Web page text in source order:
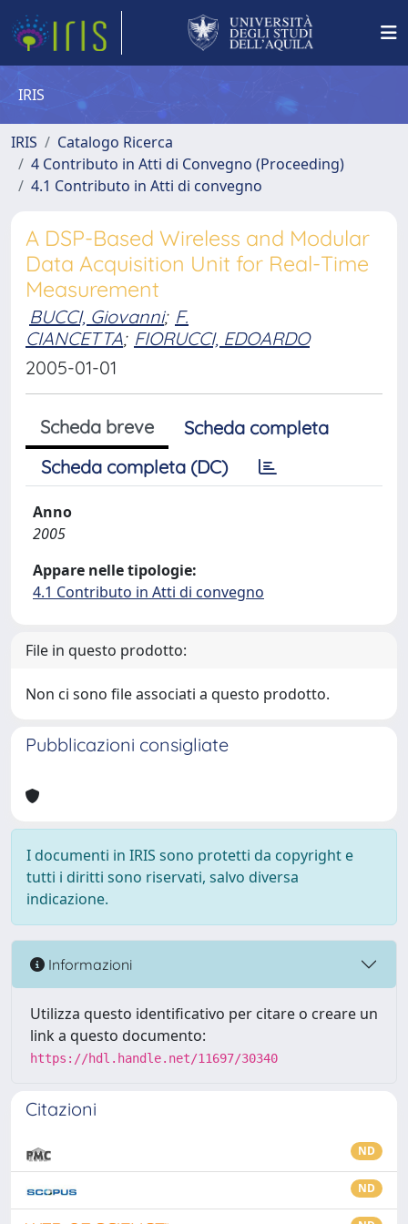
IRIS
IRIS
Catalogo Ricerca
4 Contributo in Atti di Convegno (Proceeding)
4.1 Contributo in Atti di convegno
A DSP-Based Wireless and Modular
Data Acquisition Unit for Real-Time
Measurement
BUCCI, Giovanni; F.
CIANCETTA; FIORUCCI, EDOARDO
2005-01-01
Scheda breve
Scheda completa
Scheda completa (DC)
Anno
2005
Appare nelle tipologie:
4.1 Contributo in Atti di convegno
File in questo prodotto:
Non ci sono file associati a questo prodotto.
Pubblicazioni consigliate
I documenti in IRIS sono protetti da copyright e
tutti i diritti sono riservati, salvo diversa
indicazione.
Informazioni
Utilizza questo identificativo per citare o creare un
link a questo documento:
https://hdl.handle.net/11697/30340
Citazioni
ND
ND